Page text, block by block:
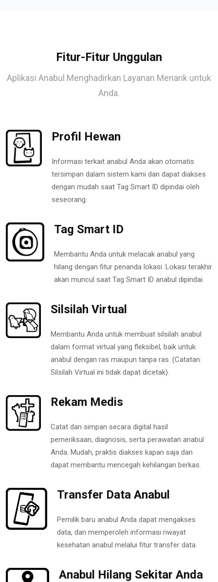
Fitur-Fitur Unggulan
Aplikasi Anabul Menghadirkan Layanan Menarik untuk
Anda.
Profil Hewan
Informasi terkait anabul Anda akan otomatis
tersimpan dalam sistem kami dan dapat diakses
dengan mudah saat Tag Smart ID dipindai oleh
seseorang.
Tag Smart ID
Membantu Anda untuk melacak anabul yang
hilang dengan fitur penanda lokasi. Lokasi terakhir
akan muncul saat Tag Smart ID anabul dipindai.
Silsilah Virtual
Membantu Anda untuk membuat silsilah anabul
dalam format virtual yang fleksibel, baik untuk
anabul dengan ras maupun tanpa ras. (Catatan:
Silsilah Virtual ini tidak dapat dicetak).
Rekam Medis
Catat dan simpan secara digital hasil
pemeriksaan, diagnosis, serta perawatan anabul
Anda. Mudah, praktis diakses kapan saja dan
dapat membantu mencegah kehilangan berkas.
Transfer Data Anabul
Pemilik baru anabul Anda dapat mengakses
data, dan memperoleh informasi riwayat
kesehatan anabul melalui fitur transfer data.
Anabul Hilang Sekitar Anda